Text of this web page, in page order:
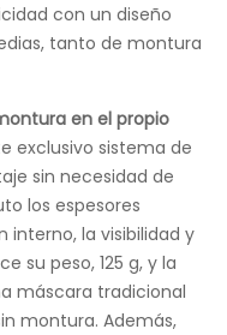
con un diseño
tanto de montura
en el propio
exclusivo sistema de
sin necesidad de
los espesores
interno, la visibilidad y
su peso, 125 g, y la
máscara tradicional
montura. Además,